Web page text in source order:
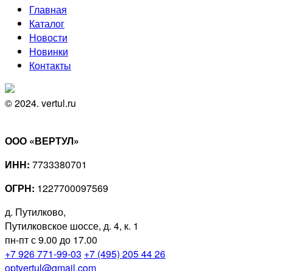
Главная
Каталог
Новости
Новинки
Контакты
© 2024. vertul.ru
ООО «ВЕРТУЛ»
ИНН: 7733380701
ОГРН: 1227700097569
д. Путилково,
Путилковское шоссе, д. 4, к. 1
пн-пт с 9.00 до 17.00
+7 926 771-99-03 +7 (495) 205 44 26
optvertul@gmail.com